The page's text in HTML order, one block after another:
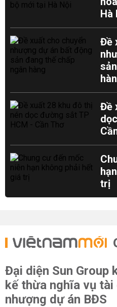
Hà
Đề
Đề
trị
Đại diện Sun Group
kế thừa nghĩa vụ
nhượng dự án BĐS